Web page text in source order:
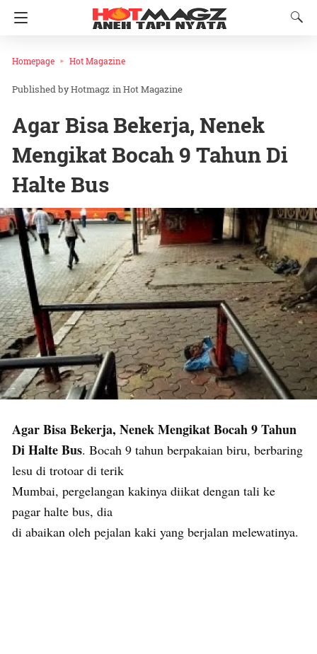
Homepage Hot Magazine
Hotmagz inHot Magazine
Agar Bisa Bekerja, Nenek
Mengikat Bocah 9 Tahun Di
Halte Bus
Agar Bisa Bekerja, Nenek Mengikat Bocah 9 Tahun
Di Halte Bus. Bocah 9 tahun berpakaian biru, berbaring
lesu di trotoar di terik
Mumbai, pergelangan kakinya diikat dengan tali ke
pagar halte bus, dia
di abaikan oleh pejalan kaki yang berjalan melewatinya.